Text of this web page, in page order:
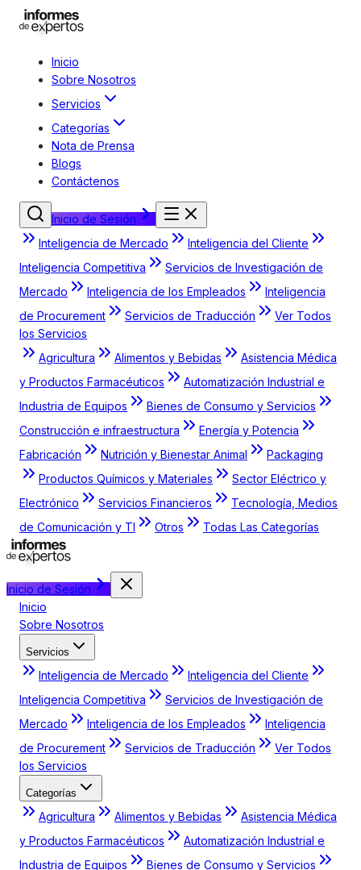
Inicio
Sobre Nosotros
Servicios
Categorías
Nota de Prensa
Blogs
Contáctenos
Inicio de Sesión
Inteligencia de Mercado
Inteligencia del Cliente
Inteligencia Competitiva
Servicios de Investigación de
Mercado
Inteligencia de los Empleados
Inteligencia
de Procurement
Servicios de Traducción
Ver Todos
los Servicios
Agricultura
Alimentos y Bebidas
Asistencia Médica
y Productos Farmacéuticos
Automatización Industrial e
Industria de Equipos
Bienes de Consumo y Servicios
Construcción e infraestructura
Energía y Potencia
Fabricación
Nutrición y Bienestar Animal
Packaging
Productos Químicos y Materiales
Sector Eléctrico y
Electrónico
Servicios Financieros
Tecnología, Medios
de Comunicación y TI
Otros Todas Las Categorías
Inicio de Sesión
Inicio
Sobre Nosotros
Servicios
Inteligencia de Mercado
Inteligencia del Cliente
Inteligencia Competitiva
Servicios de Investigación de
Mercado
Inteligencia de los Empleados
Inteligencia
de Procurement
Servicios de Traducción
Ver Todos
los Servicios
Categorías
Agricultura Alimentos y Bebidas
Asistencia Médica
y Productos Farmacéuticos
Automatización Industrial e
Industria de Equipos
Bienes de Consumo y Servicios